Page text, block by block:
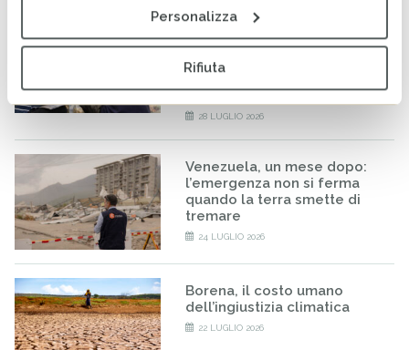
Personalizza
Rifiuta
Fondazione Prosolidar
insieme per sostenere la
dall’emergenza
28 LUGLIO 2026
Venezuela, un mese dopo:
l’emergenza non si ferma
quando la terra smette di
tremare
24 LUGLIO 2026
Borena, il costo umano
dell’ingiustizia climatica
22 LUGLIO 2026